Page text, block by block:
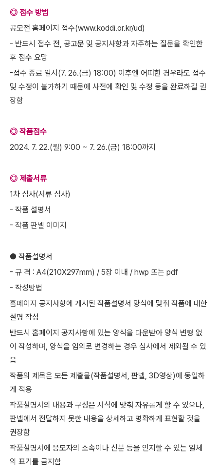
◎ 접수 방법
공모전 홈페이지 접수(www.koddi.or.kr/ud)
- 반드시 접수 전, 공고문 및 공지사항과 자주하는 질문을 확인한
후 접수 요망
-접수 종료 일시(7. 26.(금) 18:00) 이후엔 어떠한 경우라도 접수
및 수정이 불가하기 때문에 사전에 확인 및 수정 등을 완료하길 권
장함
◎ 작품접수
2024. 7. 22.(월) 9:00 ~ 7. 26.(금) 18:00까지
◎ 제출서류
1차 심사(서류 심사)
- 작품 설명서
- 작품 판넬 이미지
● 작품설명서
- 규 격 : A4(210X297mm) / 5장 이내 / hwp 또는 pdf
- 작성방법
홈페이지 공지사항에 게시된 작품설명서 양식에 맞춰 작품에 대한
설명 작성
반드시 홈페이지 공지사항에 있는 양식을 다운받아 양식 변형 없
이 작성하며, 양식을 임의로 변경하는 경우 심사에서 제외될 수 있
음
작품의 제목은 모든 제출물(작품설명서, 판넬, 3D영상)에 동일하
게 적용
작품설명서의 내용과 구성은 서식에 맞춰 자유롭게 할 수 있으나,
판넬에서 전달하지 못한 내용을 상세하고 명확하게 표현할 것을
권장함
작품설명서에 응모자의 소속이나 신분 등을 인지할 수 있는 일체
의 표기를 금지함